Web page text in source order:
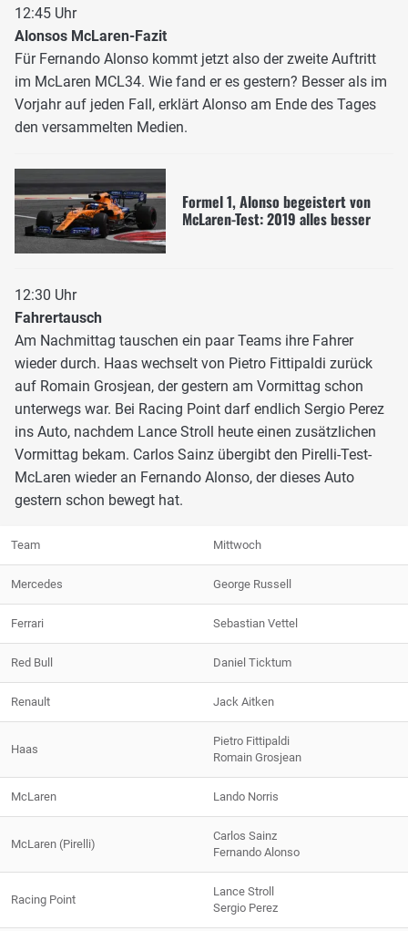
12:45 Uhr
Alonsos McLaren-Fazit
Für Fernando Alonso kommt jetzt also der zweite Auftritt
im McLaren MCL34. Wie fand er es gestern? Besser als im
Vorjahr auf jeden Fall, erklärt Alonso am Ende des Tages
den versammelten Medien.
Formel 1, Alonso begeistert von
McLaren-Test: 2019 alles besser
12:30 Uhr
Fahrertausch
Am Nachmittag tauschen ein paar Teams ihre Fahrer
wieder durch. Haas wechselt von Pietro Fittipaldi zurück
auf Romain Grosjean, der gestern am Vormittag schon
unterwegs war. Bei Racing Point darf endlich Sergio Perez
ins Auto, nachdem Lance Stroll heute einen zusätzlichen
Vormittag bekam. Carlos Sainz übergibt den Pirelli-Test-
McLaren wieder an Fernando Alonso, der dieses Auto
gestern schon bewegt hat.
Team Mittwoch
Mercedes George Russell
Ferrari Sebastian Vettel
Red Bull Daniel Ticktum
Renault Jack Aitken
Haas
Pietro Fittipaldi
Romain Grosjean
McLaren Lando Norris
McLaren (Pirelli)
Carlos Sainz
Fernando Alonso
Racing Point
Lance Stroll
Sergio Perez